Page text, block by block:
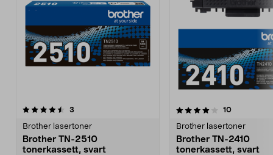
3
Brother lasertoner
Brother TN-2510
tonerkassett, svart
4.0 av 5 stjärnor 10recensioner
Brother lasertoner
Brother TN-2410
tonerkassett, svart
4.5 av 5 stjärnor